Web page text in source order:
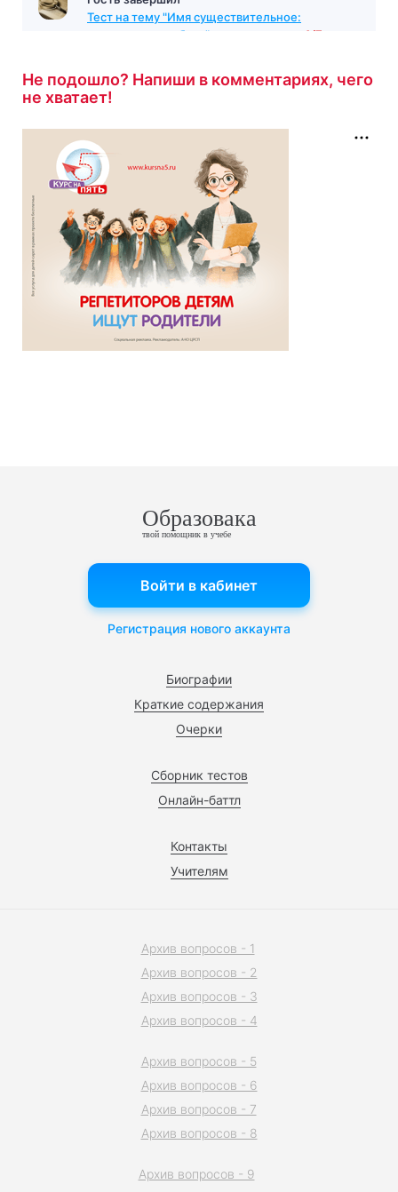
Тест на тему "Имя существительное:
проверочная работа"
4/7
Не подошло? Напиши в комментариях, чего
не хватает!
Образовака
твой помощник в учебе
Биографии
Краткие содержания
Очерки
Сборник тестов
Онлайн-баттл
Контакты
Учителям
Войти в кабинет
Регистрация нового аккаунта
Архив вопросов - 1
Архив вопросов - 2
Архив вопросов - 3
Архив вопросов - 4
Архив вопросов - 5
Архив вопросов - 6
Архив вопросов - 7
Архив вопросов - 8
Архив вопросов - 9